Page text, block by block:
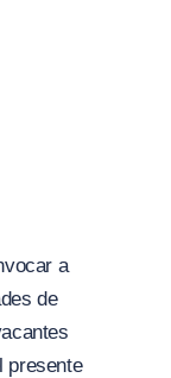
a
de
presente